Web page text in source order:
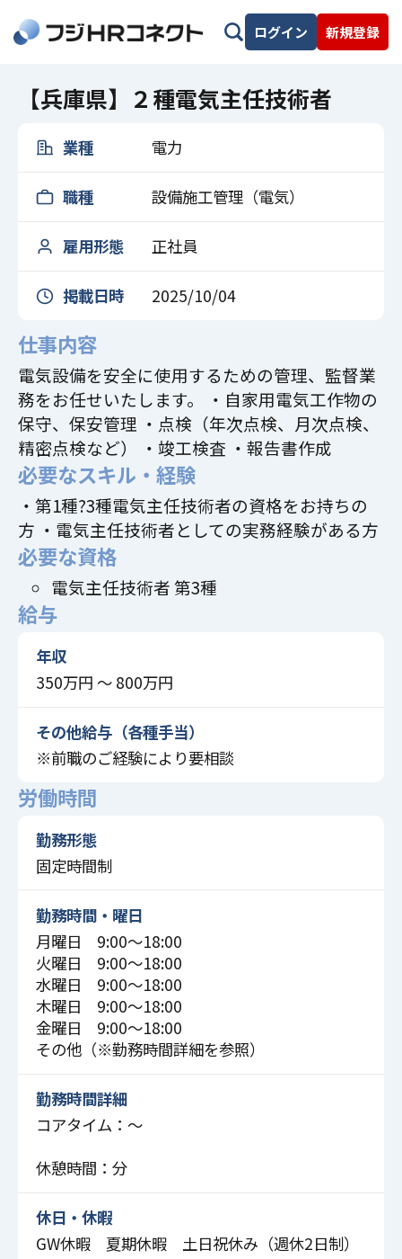
ログイン 新規登録
【兵庫県】２種電気主任技術者
業種 電力
職種 設備施工管理（電気）
雇用形態 正社員
掲載日時 2025/10/04
仕事内容
電気設備を安全に使用するための管理、監督業
務をお任せいたします。 ・自家用電気工作物の
保守、保安管理 ・点検（年次点検、月次点検、
精密点検など） ・竣工検査 ・報告書作成
必要なスキル・経験
・第1種?3種電気主任技術者の資格をお持ちの
方 ・電気主任技術者としての実務経験がある方
必要な資格
電気主任技術者 第3種
給与
年収
350万円 〜 800万円
その他給与（各種手当）
※前職のご経験により要相談
労働時間
勤務形態
固定時間制
勤務時間・曜日
月曜日 9:00〜18:00
火曜日 9:00〜18:00
水曜日 9:00〜18:00
木曜日 9:00〜18:00
金曜日 9:00〜18:00
その他（※勤務時間詳細を参照）
勤務時間詳細
コアタイム：～
休憩時間：分
休日・休暇
GW休暇 夏期休暇 土日祝休み（週休2日制）